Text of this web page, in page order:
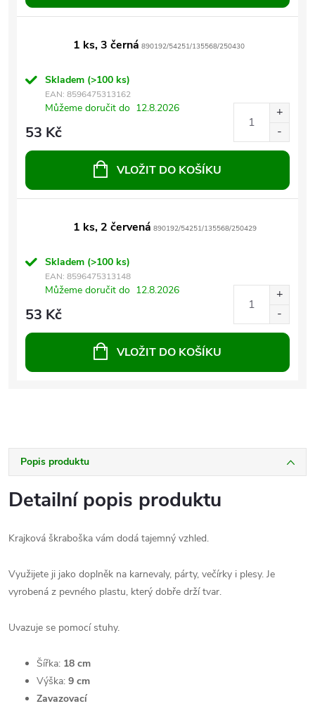
1 ks, 3 černá 890192/54251/135568/250430
Skladem (>100 ks)
EAN: 8596475313162
Můžeme doručit do 12.8.2026
53 Kč
VLOŽIT DO KOŠÍKU
1 ks, 2 červená 890192/54251/135568/250429
Skladem (>100 ks)
EAN: 8596475313148
Můžeme doručit do 12.8.2026
53 Kč
VLOŽIT DO KOŠÍKU
Popis produktu
Detailní popis produktu
Krajková škraboška vám dodá tajemný vzhled.
Využijete ji jako doplněk na karnevaly, párty, večírky i plesy. Je
vyrobená z pevného plastu, který dobře drží tvar.
Uvazuje se pomocí stuhy.
Šířka: 18 cm
Výška: 9 cm
Zavazovací